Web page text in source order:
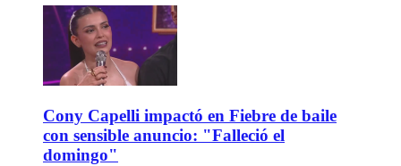
Cony Capelli impactó en Fiebre de baile
con sensible anuncio: "Falleció el
domingo"